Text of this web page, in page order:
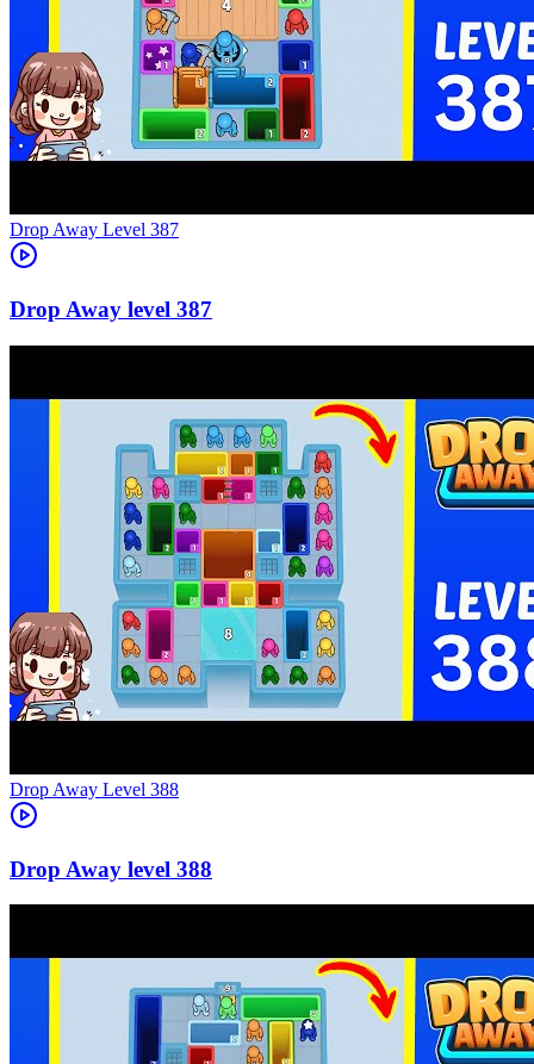
Level 387
387
Level 388
388